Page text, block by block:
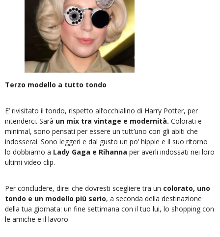
Terzo modello a tutto tondo
E’ rivisitato il tondo, rispetto all’occhialino di Harry Potter, per
intenderci. Sarà un mix tra vintage e modernità. Colorati e
minimal, sono pensati per essere un tutt’uno con gli abiti che
indosserai. Sono leggeri e dal gusto un po’ hippie e il suo ritorno
lo dobbiamo a Lady Gaga e Rihanna per averli indossati nei loro
ultimi video clip.
Per concludere, direi che dovresti scegliere tra un colorato, uno
tondo e un modello più serio, a seconda della destinazione
della tua giornata: un fine settimana con il tuo lui, lo shopping con
le amiche e il lavoro.